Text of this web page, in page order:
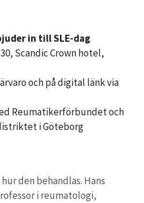
in till SLE-dag
Scandic Crown hotel,
och på digital länk via
Reumatikerförbundet och
i Göteborg
den behandlas. Hans
i reumatologi,